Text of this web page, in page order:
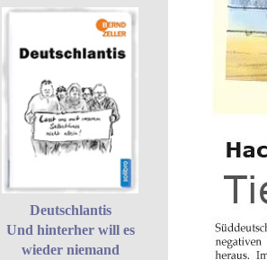
Deutschlantis
Und hinterher will es
wieder niemand